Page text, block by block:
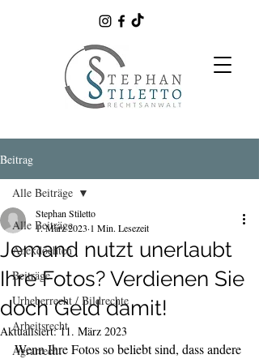
Beitrag
Alle Beiträge
Anekdöchten
Beiträge
Urheberrecht / Bildrechte
Arbeitsrecht
Agrarrecht
Alle Beiträge
Jemand nutzt unerlaubt
Ihre Fotos? Verdienen Sie
doch Geld damit!
Stephan Stiletto
1. März 2023 1 Min. Lesezeit
Aktualisiert:11. März 2023
Wenn Ihre Fotos so beliebt sind, dass andere